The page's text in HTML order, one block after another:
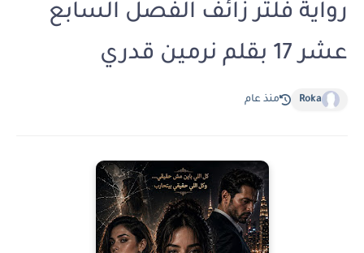
رواية فلتر زائف الفصل السابع
عشر 17 بقلم نرمين قدري
Roka منذ عام